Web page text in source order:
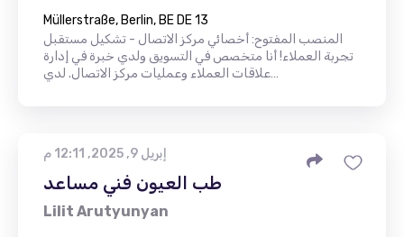
Müllerstraße, Berlin, BE DE 13
المنصب المفتوح: أخصائي مركز الاتصال - تشكيل مستقبل
تجربة العملاء! أنا متخصص في التسويق ولدي خبرة في إدارة
علاقات العملاء وعمليات مركز الاتصال. لدي…
إبريل 9, 2025, 12:11 م
طب العيون فني مساعد
Lilit Arutyunyan